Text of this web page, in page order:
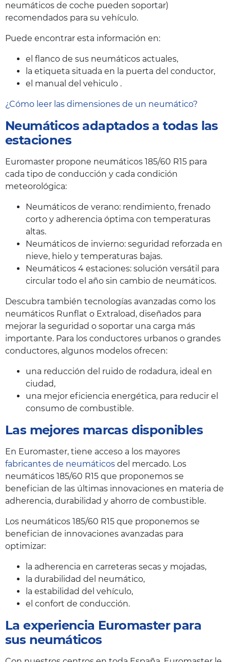
neumáticos de coche pueden soportar)
recomendados para su vehículo.
Puede encontrar esta información en:
el flanco de sus neumáticos actuales,
la etiqueta situada en la puerta del conductor,
el manual del vehiculo .
¿Cómo leer las dimensiones de un neumático?
Neumáticos adaptados a todas las
estaciones
Euromaster propone neumáticos 185/60 R15 para
cada tipo de conducción y cada condición
meteorológica:
Neumáticos de verano: rendimiento, frenado
corto y adherencia óptima con temperaturas
altas.
Neumáticos de invierno: seguridad reforzada en
nieve, hielo y temperaturas bajas.
Neumáticos 4 estaciones: solución versátil para
circular todo el año sin cambio de neumáticos.
Descubra también tecnologías avanzadas como los
neumáticos Runflat o Extraload, diseñados para
mejorar la seguridad o soportar una carga más
importante. Para los conductores urbanos o grandes
conductores, algunos modelos ofrecen:
una reducción del ruido de rodadura, ideal en
ciudad,
una mejor eficiencia energética, para reducir el
consumo de combustible.
Las mejores marcas disponibles
En Euromaster, tiene acceso a los mayores
fabricantes de neumáticos del mercado. Los
neumáticos 185/60 R15 que proponemos se
benefician de las últimas innovaciones en materia de
adherencia, durabilidad y ahorro de combustible.
Los neumáticos 185/60 R15 que proponemos se
benefician de innovaciones avanzadas para
optimizar:
la adherencia en carreteras secas y mojadas,
la durabilidad del neumático,
la estabilidad del vehículo,
el confort de conducción.
La experiencia Euromaster para
sus neumáticos